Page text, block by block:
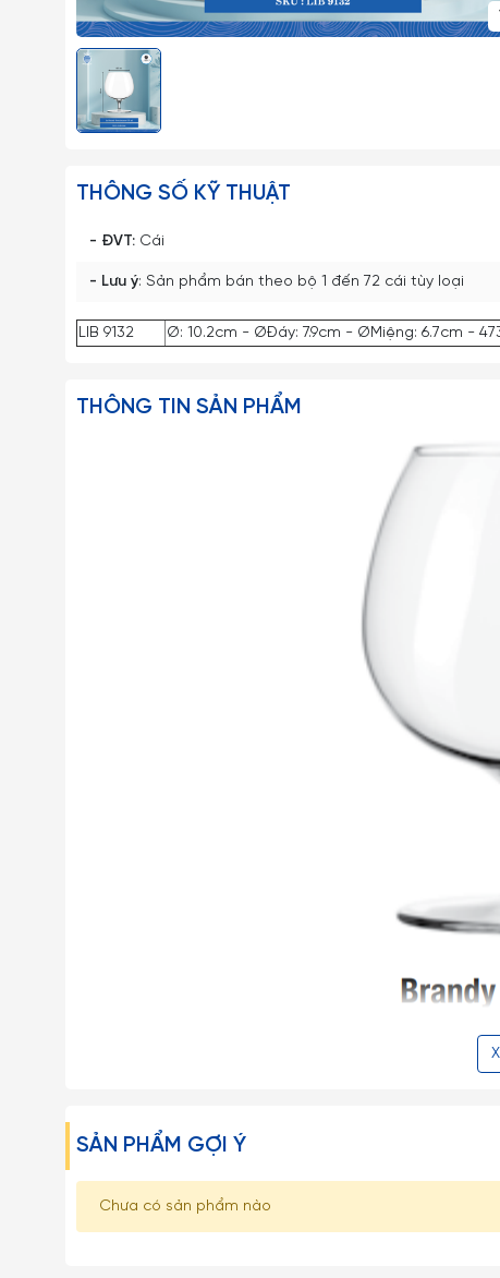
THÔNG SỐ KỸ THUẬT
- ĐVT: Cái
- Lưu ý: Sản phẩm bán theo bộ 1 đến 72 cái tùy loại
LIB 9132 Ø: 10.2cm - ØĐáy: 7.9cm - ØMiệng: 6.7cm -
THÔNG TIN SẢN PHẨM
SẢN PHẨM GỢI Ý
Chưa có sản phẩm nào